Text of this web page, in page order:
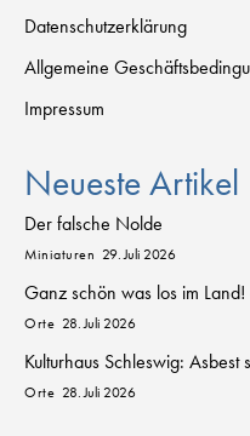
Datenschutzerklärung
Allgemeine
Impressum
Neueste Artikel
Der falsche Nolde
Miniaturen 29. Juli 2026
Ganz schön was los im
Orte 28. Juli 2026
Kulturhaus Schleswig: Asbest
Orte 28. Juli 2026